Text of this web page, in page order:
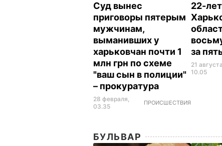
Суд вынес
приговоры пятерым
мужчинам,
выманивших у
харьковчан почти 1
млн грн по схеме
"ваш сын в полиции"
– прокуратура
28 февраля,
03.35
ПРОИСШЕСТВИЯ
22-
за
21
10.05
БУЛЬВАР